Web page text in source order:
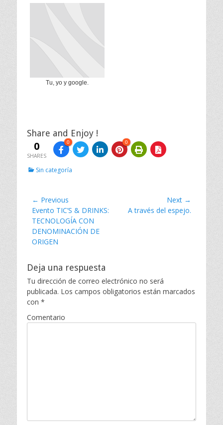
Tu, yo y google.
Share and Enjoy !
0
SHARES
0 0
C
Sin categoría
Navegación
de
entradas
← Previous
Previous
post:
Evento TIC’S & DRINKS:
TECNOLOGÍA CON
DENOMINACIÓN DE
ORIGEN
Next →
A través del espejo.
Deja una respuesta
Tu dirección de correo electrónico no será
publicada. Los campos obligatorios están marcados
con *
Comentario